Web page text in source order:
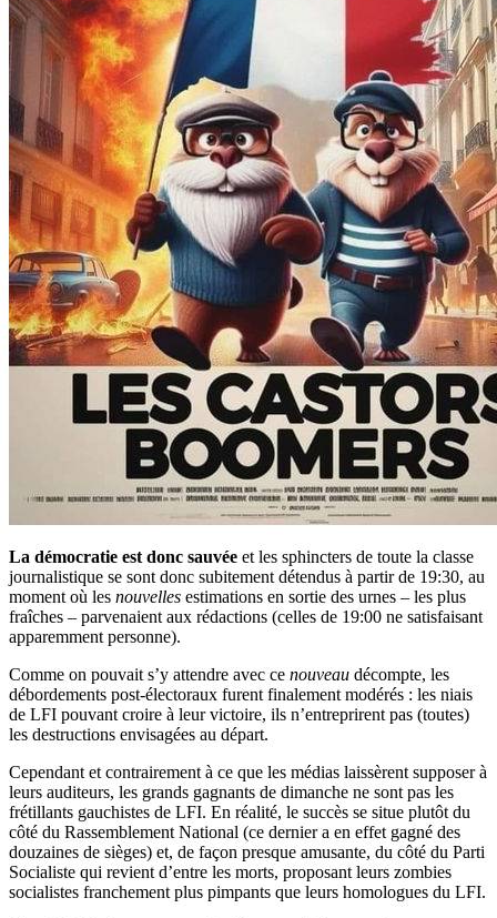
La démocratie est donc sauvée et les sphincters de toute la classe
journalistique se sont donc subitement détendus à partir de 19:30, au
moment où les nouvelles estimations en sortie des urnes – les plus
fraîches – parvenaient aux rédactions (celles de 19:00 ne satisfaisant
apparemment personne).
Comme on pouvait s’y attendre avec ce nouveau décompte, les
débordements post-électoraux furent finalement modérés : les niais
de LFI pouvant croire à leur victoire, ils n’entreprirent pas (toutes)
les destructions envisagées au départ.
Cependant et contrairement à ce que les médias laissèrent supposer à
leurs auditeurs, les grands gagnants de dimanche ne sont pas les
frétillants gauchistes de LFI. En réalité, le succès se situe plutôt du
côté du Rassemblement National (ce dernier a en effet gagné des
douzaines de sièges) et, de façon presque amusante, du côté du Parti
Socialiste qui revient d’entre les morts, proposant leurs zombies
socialistes franchement plus pimpants que leurs homologues du LFI.